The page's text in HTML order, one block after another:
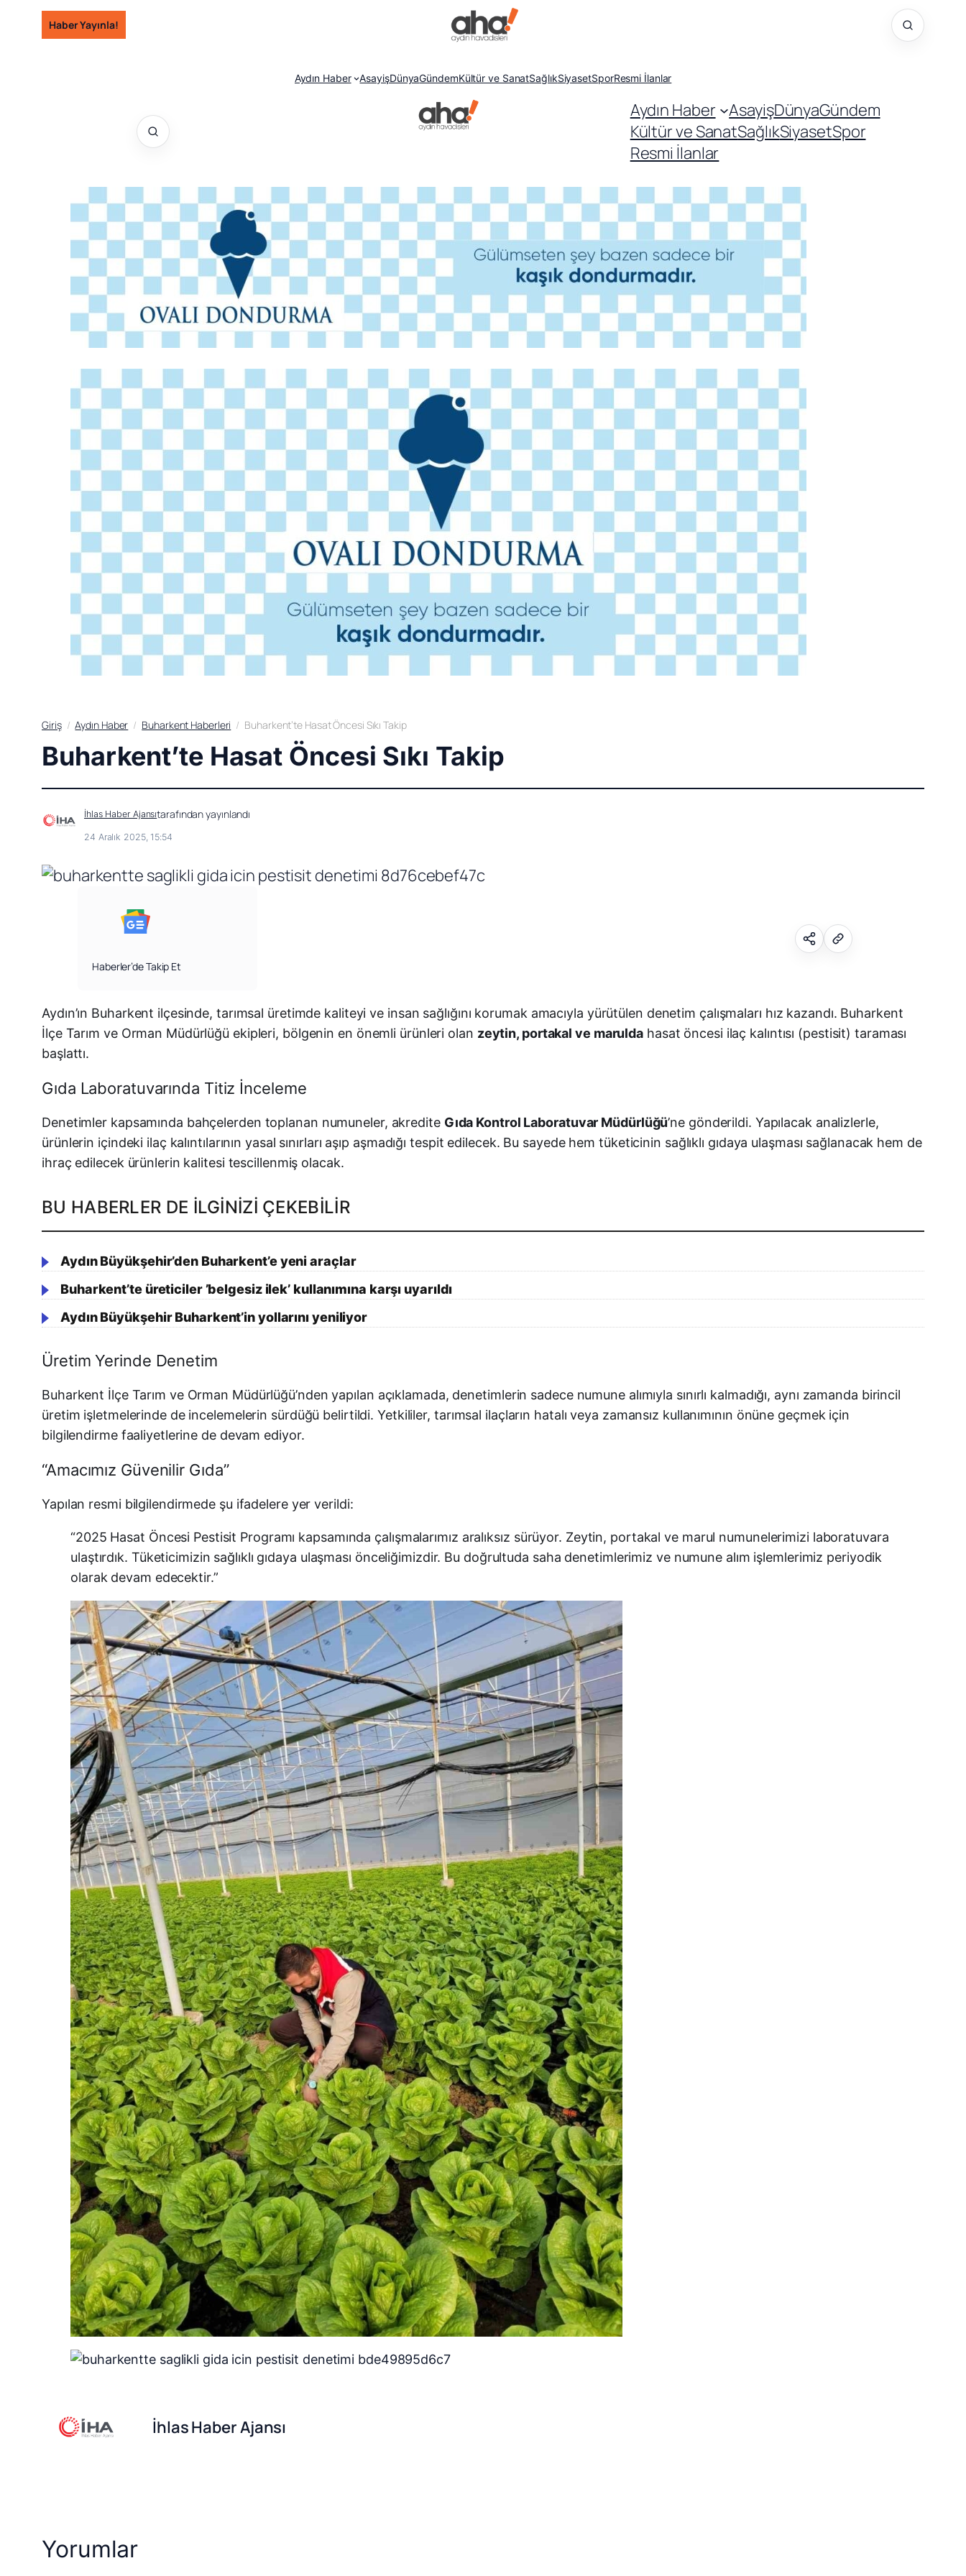
İçeriğeHaber Yayınla!
Aydın Haber AsayişDünyaGündemKültür ve SanatSağlıkSiyasetSporResmi İlanlar
Aydın Haber AsayişDünyaGündem
Kültür ve SanatSağlıkSiyasetSpor
Resmi İlanlar
Giriş Aydın Haber Buharkent Haberleri Buharkent’te Hasat Öncesi Sıkı Takip
Buharkent’te Hasat Öncesi Sıkı Takip
İhlas Haber Ajansıtarafından yayınlandı
24 Aralık 2025, 15:54
Haberler’de Takip Et
Facebook
Telegram
LinkedIn
Aydın’ın Buharkent ilçesinde, tarımsal üretimde kaliteyi ve insan sağlığını korumak amacıyla yürütülen denetim çalışmaları hız kazandı. Buharkent
İlçe Tarım ve Orman Müdürlüğü ekipleri, bölgenin en önemli ürünleri olan zeytin, portakal ve marulda hasat öncesi ilaç kalıntısı (pestisit) taraması
başlattı.
Gıda Laboratuvarında Titiz İnceleme
Denetimler kapsamında bahçelerden toplanan numuneler, akredite Gıda Kontrol Laboratuvar Müdürlüğü’ne gönderildi. Yapılacak analizlerle,
ürünlerin içindeki ilaç kalıntılarının yasal sınırları aşıp aşmadığı tespit edilecek. Bu sayede hem tüketicinin sağlıklı gıdaya ulaşması sağlanacak hem de
ihraç edilecek ürünlerin kalitesi tescillenmiş olacak.
BU HABERLER DE İLGINIZI ÇEKEBILIR
Aydın Büyükşehir’den Buharkent’e yeni araçlar
Buharkent’te üreticiler ’belgesiz ilek’ kullanımına karşı uyarıldı
Aydın Büyükşehir Buharkent’in yollarını yeniliyor
Üretim Yerinde Denetim
Buharkent İlçe Tarım ve Orman Müdürlüğü’nden yapılan açıklamada, denetimlerin sadece numune alımıyla sınırlı kalmadığı, aynı zamanda birincil
üretim işletmelerinde de incelemelerin sürdüğü belirtildi. Yetkililer, tarımsal ilaçların hatalı veya zamansız kullanımının önüne geçmek için
bilgilendirme faaliyetlerine de devam ediyor.
“Amacımız Güvenilir Gıda”
Yapılan resmi bilgilendirmede şu ifadelere yer verildi:
“2025 Hasat Öncesi Pestisit Programı kapsamında çalışmalarımız aralıksız sürüyor. Zeytin, portakal ve marul numunelerimizi laboratuvara
ulaştırdık. Tüketicimizin sağlıklı gıdaya ulaşması önceliğimizdir. Bu doğrultuda saha denetimlerimiz ve numune alım işlemlerimiz periyodik
olarak devam edecektir.”
İhlas Haber Ajansı
Yorumlar